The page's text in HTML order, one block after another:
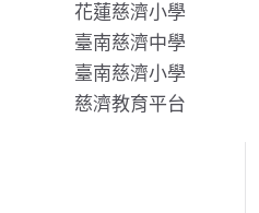
花蓮慈濟小學
臺南慈濟中學
臺南慈濟小學
慈濟教育平台